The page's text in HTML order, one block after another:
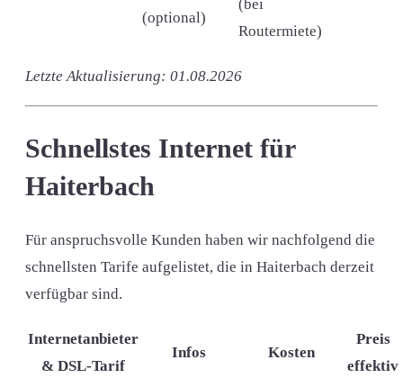
(optional)
(bei
Routermiete)
Letzte Aktualisierung: 01.08.2026
Schnellstes Internet für
Haiterbach
Für anspruchsvolle Kunden haben wir nachfolgend die
schnellsten Tarife aufgelistet, die in Haiterbach derzeit
verfügbar sind.
Internetanbieter
& DSL-Tarif
Infos Kosten
Preis
effektiv